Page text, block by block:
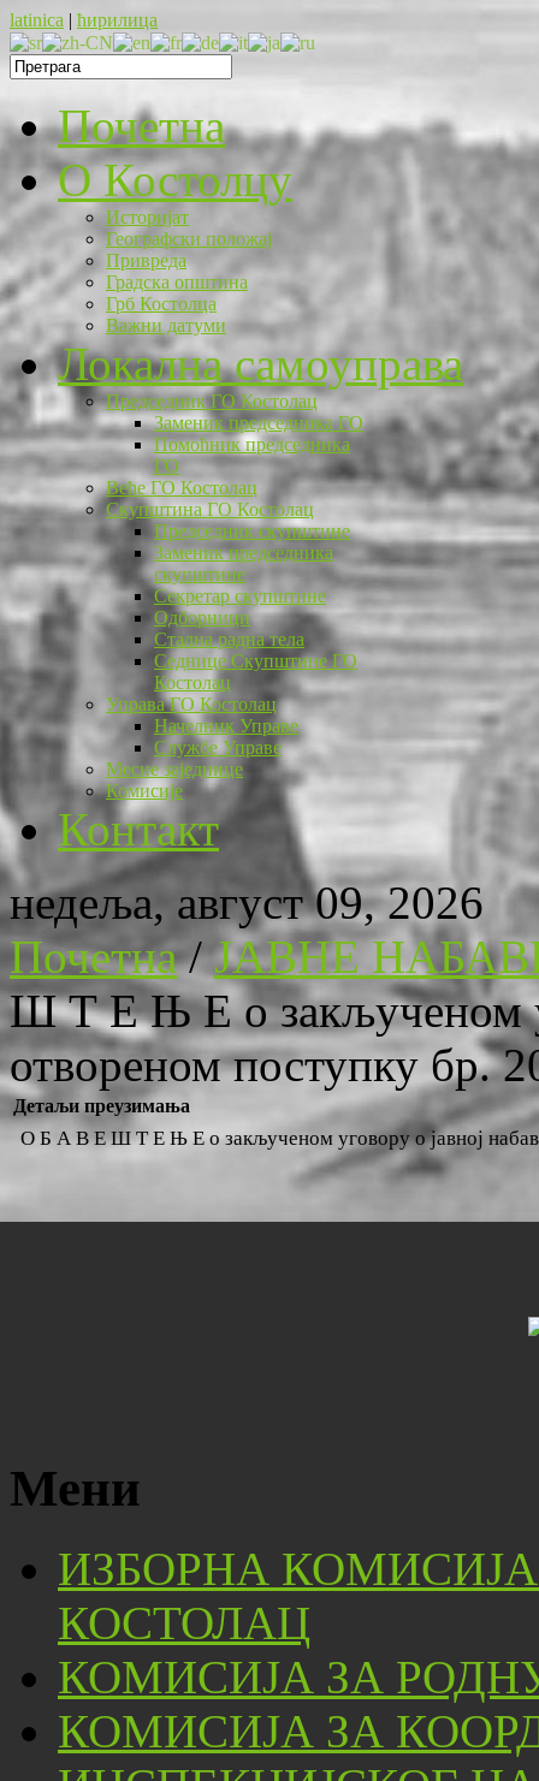
latinica | ћирилица
Почетна
O Костолцу
Историјат
Географски положај
Привреда
Градска општина
Грб Костолца
Важни датуми
Локална самоуправа
Председник ГО Костолац
Заменик председника ГО
Помоћник председника
ГО
Веће ГО Костолац
Скупштина ГО Костолац
Председник скупштине
Заменик председника
скупштине
Секретар скупштине
Одборници
Стална радна тела
Седнице Скупштине ГО
Костолац
Управа ГО Костолац
Начелник Управе
Службе Управе
Месне заједнице
Комисије
Контакт
недеља, август 09, 2026
Почетна/ЈАВНЕ
Ш Т Е Њ Е о закљученом
отвореном поступку бр.
Детаљи преузимања
О Б А В Е Ш Т Е Њ Е о закљученом уговору о јавној
Мени
ИЗБОРНА
КОСТОЛАЦ
КОМИСИЈА ЗА
КОМИСИЈА ЗА